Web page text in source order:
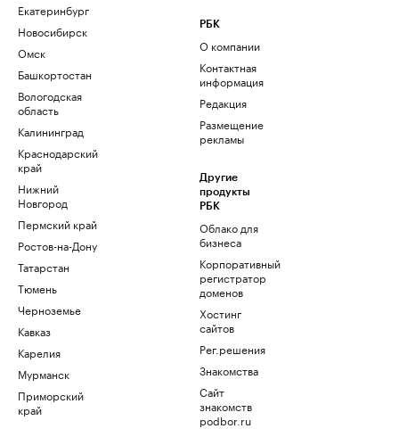
Екатеринбург
Новосибирск
Омск
Башкортостан
Вологодская
область
Калининград
Краснодарский
край
Нижний
Новгород
Пермский край
Ростов-на-Дону
Татарстан
Тюмень
Черноземье
Кавказ
Карелия
Мурманск
Приморский
край
РБК
О компании
Контактная
информация
Редакция
Размещение
рекламы
Другие
продукты
РБК
Облако для
бизнеса
Корпоративный
регистратор
доменов
Хостинг
сайтов
Рег.решения
Знакомства
Сайт
знакомств
podbor.ru